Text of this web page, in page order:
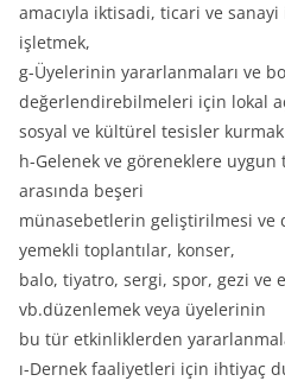
amacıyla iktisadi, ticari ve
işletmek,
g-Üyelerinin yararlanmaları ve
değerlendirebilmeleri için lokal
sosyal ve kültürel tesisler
h-Gelenek ve göreneklere
arasında beşeri
münasebetlerin geliştirilmesi ve
yemekli toplantılar, konser,
balo, tiyatro, sergi, spor, gezi ve
vb.düzenlemek veya üyelerinin
bu tür etkinliklerden
ı-Dernek faaliyetleri için ihtiyaç